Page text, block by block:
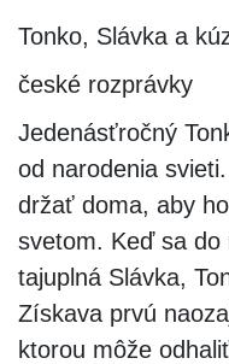
Tonko, Slávka a
české rozprávky
Jedenásťročný
od narodenia
držať doma, aby
svetom. Keď sa
tajuplná Slávka,
Získava prvú
ktorou môže